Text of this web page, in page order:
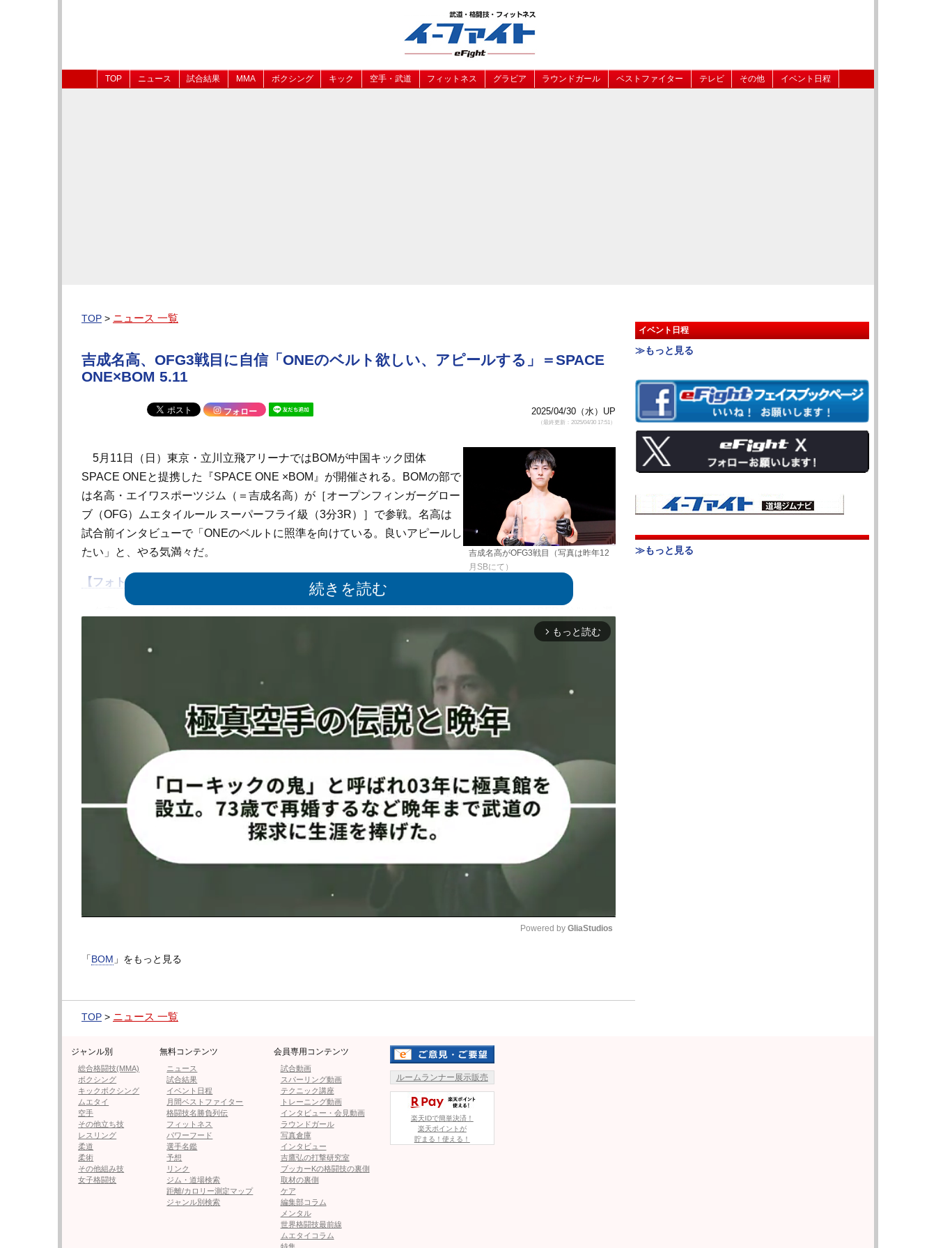
TOP ニュース 試合結果 MMA ボクシング キック 空手・武道 フィットネス グラビア ラウンドガール ベストファイター テレビ その他 イベント日程
TOP > ニュース 一覧
吉成名高、OFG3戦目に自信「ONEのベルト欲しい、アピールする」＝SPACE
ONE×BOM 5.11
フォロー 2025/04/30（水）UP
（最終更新：2025/04/30 17:51）
吉成名高がOFG3戦目（写真は昨年12
月SBにて）
5月11日（日）東京・立川立飛アリーナではBOMが中国キック団体
SPACE ONEと提携した『SPACE ONE ×BOM』が開催される。BOMの部で
は名高・エイワスポーツジム（＝吉成名高）が［オープンフィンガーグロー
ブ（OFG）ムエタイルール スーパーフライ級（3分3R）］で参戦。名高は
試合前インタビューで「ONEのベルトに照準を向けている。良いアピールし
たい」と、やる気満々だ。
【フォト＆動画】吉成、OFG”速すぎ”パンチでダウン奪取！KOへ
今回は昨年12月のSB、今年3月のONE日本大会に続き、OFGマッチ3戦目となる。
名高は今回の発表会見で「ONEに3月出場させてもらって、アトム級のベルトが新設されるのであれば、
突き進みたい」とONEムエタイに適性階級の王座が作られれば向かっていきたいと意欲。
今回はこのBOMのOFGで戦う
試合前インタビューでも「自分の中ではやっぱりONEのベルトが欲しく、
今はそこに照準を向けている。今回もOFGでやらせてもらえるのはすごく自
分にとって良い経験になる。ONE日本大会の時以上の気持ちで練習してい
る。試合では凄く良いものを見せて、良いアピールをしたい」とOFGでの
ONEムエタイに向け、アピールすると意気込んだ。
今回の相手はチョークディー・ペッセーントーン（タイ）。名高は「ラジ
ャダムナンのランキングには入っていないが、僕と今までに戦った選手とやって勝った試合もあれば負け
た試合もあった。決して弱い選手ではなく、しっかり実績のある選手」と評価する。
チョークディーは、名高戦のオファーに「OFGならやりたい」と承諾した。名高は「俺なら当てられる
と。ただ、OFGだけに一発をもらったらアウトなので、そこはしっかり集中力を高めて臨みたい」と油断
ンドで試合をするというのが、やっぱり自分が一番調子がいい要因。そうすればKOにも繋がるんじゃない
今回は中国のキックボクシングイベント『SPACE ONE』との合同イベントとなるが「中国にはかなり強
い選手がたくさんいると思う。僕の強さを見せて、中国の選手が僕と試合をしたいと言ってきてくれたら
面白い展開になるな」と中国の強豪にもアピールする機会だとした。
次のページは【フォト＆動画】吉成、OFG”速すぎ”パンチでダウン奪取！KOへ
1 2
≪ 前のページへ
arrow_forward_ios もっと読む
Powered by GliaStudios
「BOM 」をもっと見る
TOP > ニュース 一覧
イベント日程
≫もっと見る
≫もっと見る
ジャンル別
総合格闘技(MMA)
ボクシング
キックボクシング
ムエタイ
空手
その他立ち技
レスリング
柔道
柔術
その他組み技
女子格闘技
無料コンテンツ
ニュース
試合結果
イベント日程
月間ベストファイター
格闘技名勝負列伝
フィットネス
パワーフード
選手名鑑
予想
リンク
ジム・道場検索
距離/カロリー測定マップ
ジャンル別検索
会員専用コンテンツ
試合動画
スパーリング動画
テクニック講座
トレーニング動画
インタビュー・会見動画
ラウンドガール
写真倉庫
インタビュー
吉鷹弘の打撃研究室
ブッカーKの格闘技の裏側
取材の裏側
ケア
編集部コラム
メンタル
世界格闘技最前線
ムエタイコラム
ルームランナー展示販売
楽天IDで簡単決済！
楽天ポイントが
貯まる！使える！